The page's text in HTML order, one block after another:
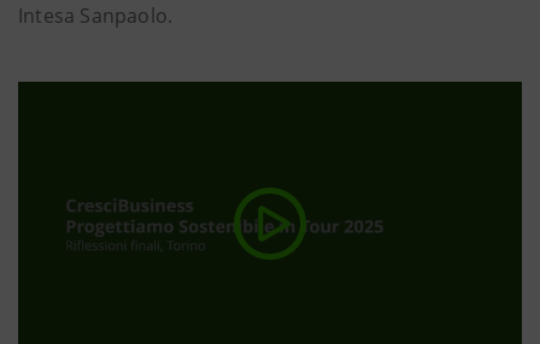
Intesa Sanpaolo.